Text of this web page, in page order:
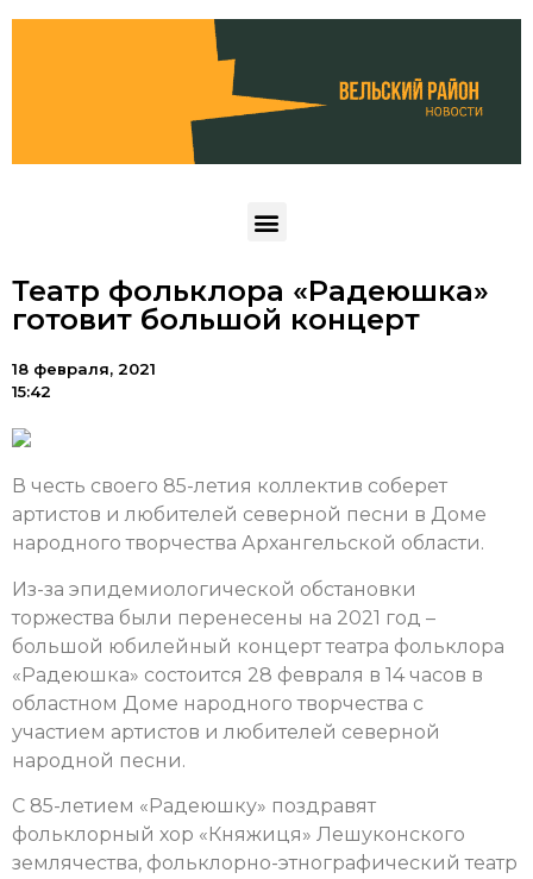
Театр фольклора «Радеюшка»
готовит большой концерт
18 февраля, 2021
15:42
В честь своего 85-летия коллектив соберет
артистов и любителей северной песни в Доме
народного творчества Архангельской области.
Из-за эпидемиологической обстановки
торжества были перенесены на 2021 год –
большой юбилейный концерт театра фольклора
«Радеюшка» состоится 28 февраля в 14 часов в
областном Доме народного творчества с
участием артистов и любителей северной
народной песни.
С 85-летием «Радеюшку» поздравят
фольклорный хор «Княжиця» Лешуконского
землячества, фольклорно-этнографический театр